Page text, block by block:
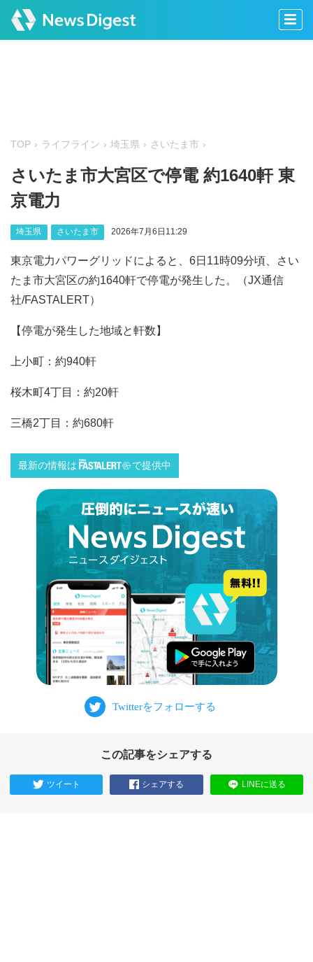
TOP ライフライン 埼玉県 さいたま市
さいたま市大宮区で停電 約1640軒 東
京電力
埼玉県 さいたま市 2026年7月6日11:29
東京電力パワーグリッドによると、6日11時09分頃、さい
たま市大宮区の約1640軒で停電が発生した。（JX通信
社/FASTALERT）
【停電が発生した地域と軒数】
上小町：約940軒
桜木町4丁目：約20軒
三橋2丁目：約680軒
最新の情報は で提供中
この記事をシェアする
ツイート シェアする LINEに送る